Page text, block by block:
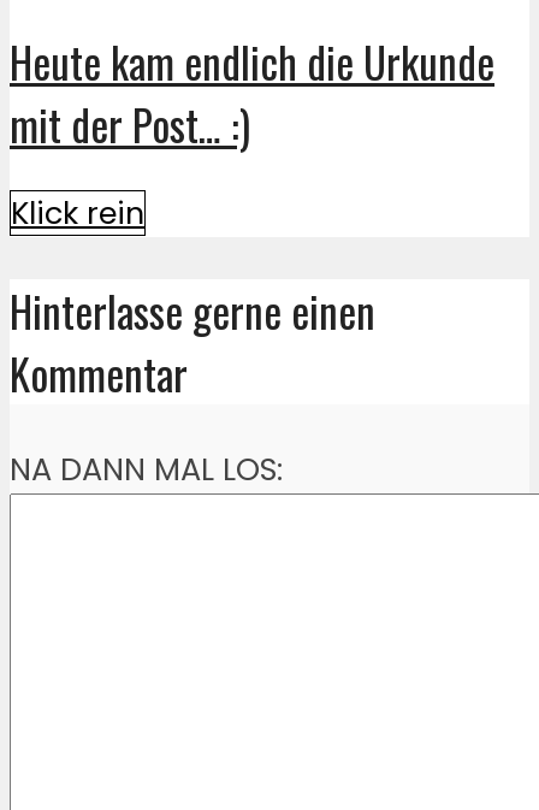
Heute kam endlich die Urkunde
mit der Post… :)
Klick rein
Hinterlasse gerne einen
Kommentar
NA DANN MAL LOS: